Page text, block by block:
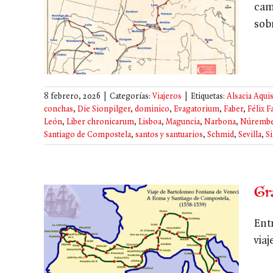
8 febrero, 2026 Categorías: Viajeros Etiquetas: Alsacia
conchas, Die Sionpilger, dominico, Evagatorium, Faber, Félix
León, Liber chronicarum, Lisboa, Maguncia, Narbona,
Santiago de Compostela, santos y santuarios, Schmid, Sevilla,